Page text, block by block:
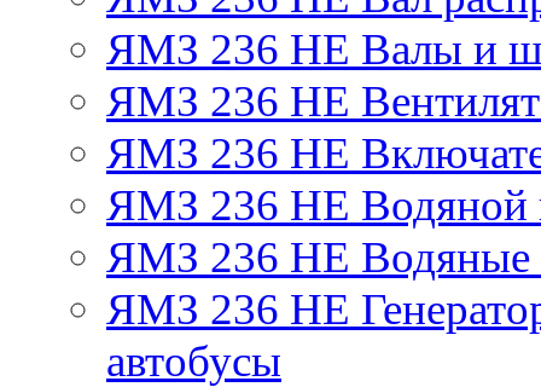
ЯМЗ 236 НЕ Валы и
ЯМЗ 236 НЕ
ЯМЗ 236 НЕ
ЯМЗ 236 НЕ Водяной
ЯМЗ 236 НЕ Водяные
ЯМЗ 236 НЕ
автобусы